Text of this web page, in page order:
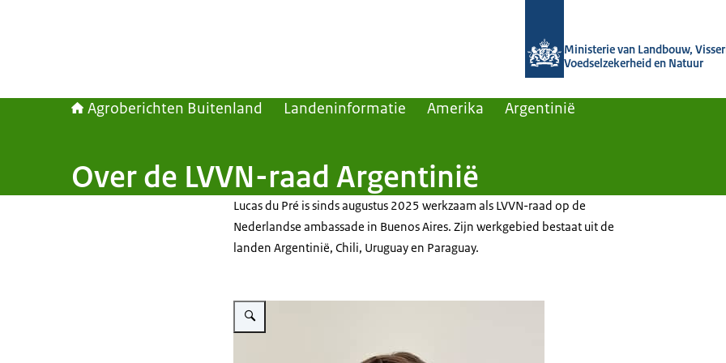
Ministerie van Landbouw,
Voedselzekerheid en Natuur
Agroberichten Buitenland Landeninformatie Amerika Argentinië
Over de LVVN-raad Argentinië
Lucas du Pré is sinds augustus 2025 werkzaam als LVVN-raad op de
Nederlandse ambassade in Buenos Aires. Zijn werkgebied bestaat uit de
landen Argentinië, Chili, Uruguay en Paraguay.
Vergroot afbeelding LVVN-raad Lucas du Pré